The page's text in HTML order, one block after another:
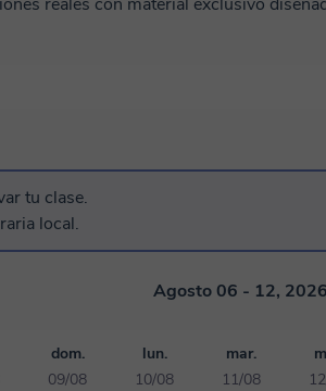
Adaptaré las clases a tu ritmo y objetivos,
tu clase.
local.
Agosto 06 - 12, 2026
dom.
09/08
lun.
10/08
mar.
11/08